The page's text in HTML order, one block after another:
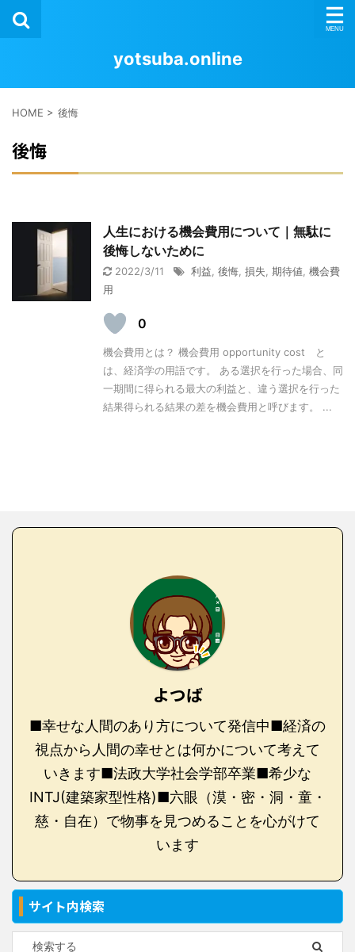
yotsuba.online
HOME > 後悔
後悔
人生における機会費用について｜無駄に
後悔しないために
2022/3/11 利益 後悔 損失 期待値 機会費
用
0
機会費用とは？ 機会費用 opportunity cost と
は、経済学の用語です。 ある選択を行った場合、同
一期間に得られる最大の利益と、違う選択を行った
結果得られる結果の差を機会費用と呼びます。 ...
よつば
■幸せな人間のあり方について発信中■経済の
視点から人間の幸せとは何かについて考えて
いきます■法政大学社会学部卒業■希少な
INTJ(建築家型性格)■六眼（漠・密・洞・童・
慈・自在）で物事を見つめることを心がけて
います
サイト内検索